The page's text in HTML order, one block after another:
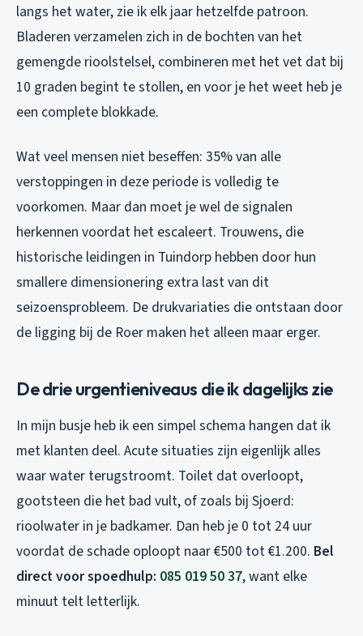
langs het water, zie ik elk jaar hetzelfde patroon.
Bladeren verzamelen zich in de bochten van het
gemengde rioolstelsel, combineren met het vet dat bij
10 graden begint te stollen, en voor je het weet heb je
een complete blokkade.
Wat veel mensen niet beseffen: 35% van alle
verstoppingen in deze periode is volledig te
voorkomen. Maar dan moet je wel de signalen
herkennen voordat het escaleert. Trouwens, die
historische leidingen in Tuindorp hebben door hun
smallere dimensionering extra last van dit
seizoensprobleem. De drukvariaties die ontstaan door
de ligging bij de Roer maken het alleen maar erger.
De drie urgentieniveaus die ik dagelijks zie
In mijn busje heb ik een simpel schema hangen dat ik
met klanten deel. Acute situaties zijn eigenlijk alles
waar water terugstroomt. Toilet dat overloopt,
gootsteen die het bad vult, of zoals bij Sjoerd:
rioolwater in je badkamer. Dan heb je 0 tot 24 uur
voordat de schade oploopt naar €500 tot €1.200. Bel
direct voor spoedhulp: 085 019 50 37, want elke
minuut telt letterlijk.